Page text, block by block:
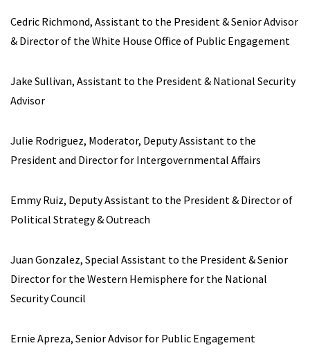
Cedric Richmond, Assistant to the President & Senior Advisor
& Director of the White House Office of Public Engagement
Jake Sullivan, Assistant to the President & National Security
Advisor
Julie Rodriguez, Moderator, Deputy Assistant to the
President and Director for Intergovernmental Affairs
Emmy Ruiz, Deputy Assistant to the President & Director of
Political Strategy & Outreach
Juan Gonzalez, Special Assistant to the President & Senior
Director for the Western Hemisphere for the National
Security Council
Ernie Apreza, Senior Advisor for Public Engagement